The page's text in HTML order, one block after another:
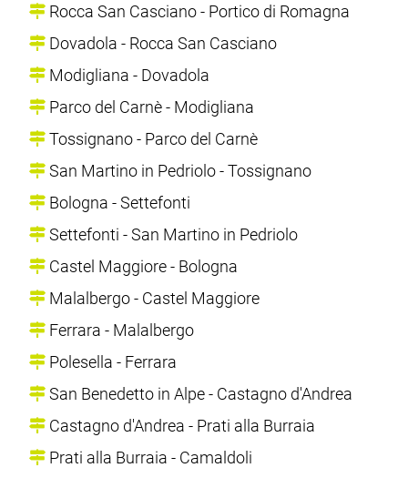
Rocca San Casciano - Portico di Romagna
Dovadola - Rocca San Casciano
Modigliana - Dovadola
Parco del Carnè - Modigliana
Tossignano - Parco del Carnè
San Martino in Pedriolo - Tossignano
Bologna - Settefonti
Settefonti - San Martino in Pedriolo
Castel Maggiore - Bologna
Malalbergo - Castel Maggiore
Ferrara - Malalbergo
Polesella - Ferrara
San Benedetto in Alpe - Castagno d'Andrea
Castagno d'Andrea - Prati alla Burraia
Prati alla Burraia - Camaldoli